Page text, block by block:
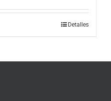
Detalles